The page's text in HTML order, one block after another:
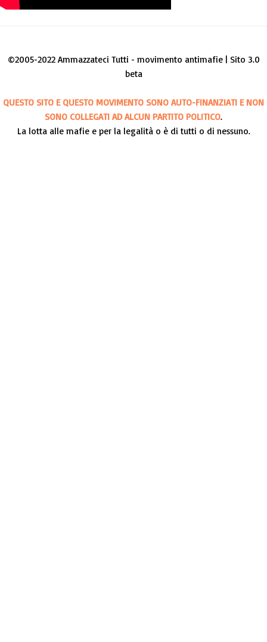
©2005-2022 Ammazzateci Tutti - movimento antimafie | Sito 3.0
beta
QUESTO SITO E QUESTO MOVIMENTO SONO AUTO-FINANZIATI E NON
SONO COLLEGATI AD ALCUN PARTITO POLITICO.
La lotta alle mafie e per la legalità o è di tutti o di nessuno.